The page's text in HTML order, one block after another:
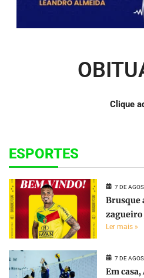
Clique
ESPORTES
7 DE
Brusque
zagueiro
Ler mais »
7 DE
Em